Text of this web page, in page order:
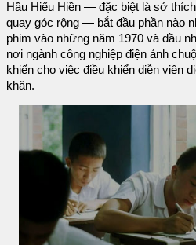
Hầu Hiếu Hiền — đặc biệt là sở
quay góc rộng — bắt đầu phần nào
phim vào những năm 1970 và đầu
nơi ngành công nghiệp điện ảnh
khiến cho việc điều khiển diễn viên
khăn.